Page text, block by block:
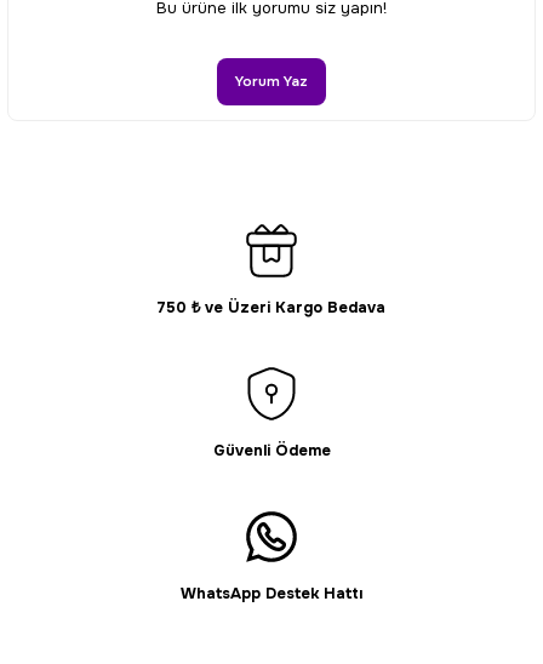
Ürün resmi kalitesiz, bozuk veya görüntülenemiyor.
Ürün bilgilerinde hatalar bulunuyor.
Gönder
Bu ürüne ilk yorumu siz yapın!
Yorum Yaz
750 ₺ ve Üzeri Kargo Bedava
Güvenli Ödeme
WhatsApp Destek Hattı